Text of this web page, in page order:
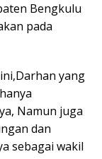
Bengkulu
pada
yang
Namun juga
dan
sebagai wakil